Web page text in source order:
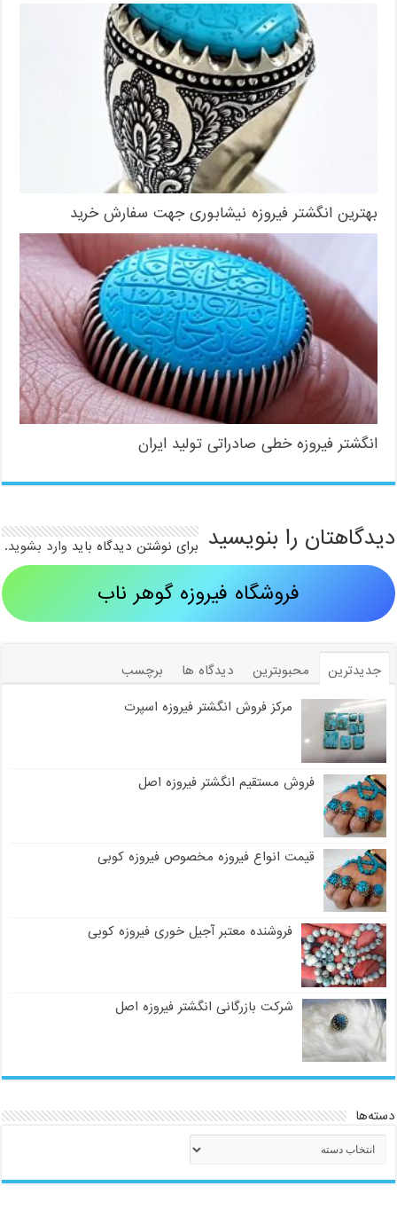
بهترین انگشتر فیروزه نیشابوری جهت سفارش خرید
انگشتر فیروزه خطی صادراتی تولید ایران
دیدگاهتان را بنویسید برای نوشتن دیدگاه باید وارد بشوید.
فروشگاه فیروزه گوهر ناب
جدیدترین محبوبترین دیدگاه ها
برچسب
مرکز فروش انگشتر فیروزه اسپرت
فروش مستقیم انگشتر فیروزه اصل
قیمت انواع فیروزه مخصوص فیروزه کوبی
فروشنده معتبر آجیل خوری فیروزه کوبی
شرکت بازرگانی انگشتر فیروزه اصل
دسته‌ها
دسته‌ها